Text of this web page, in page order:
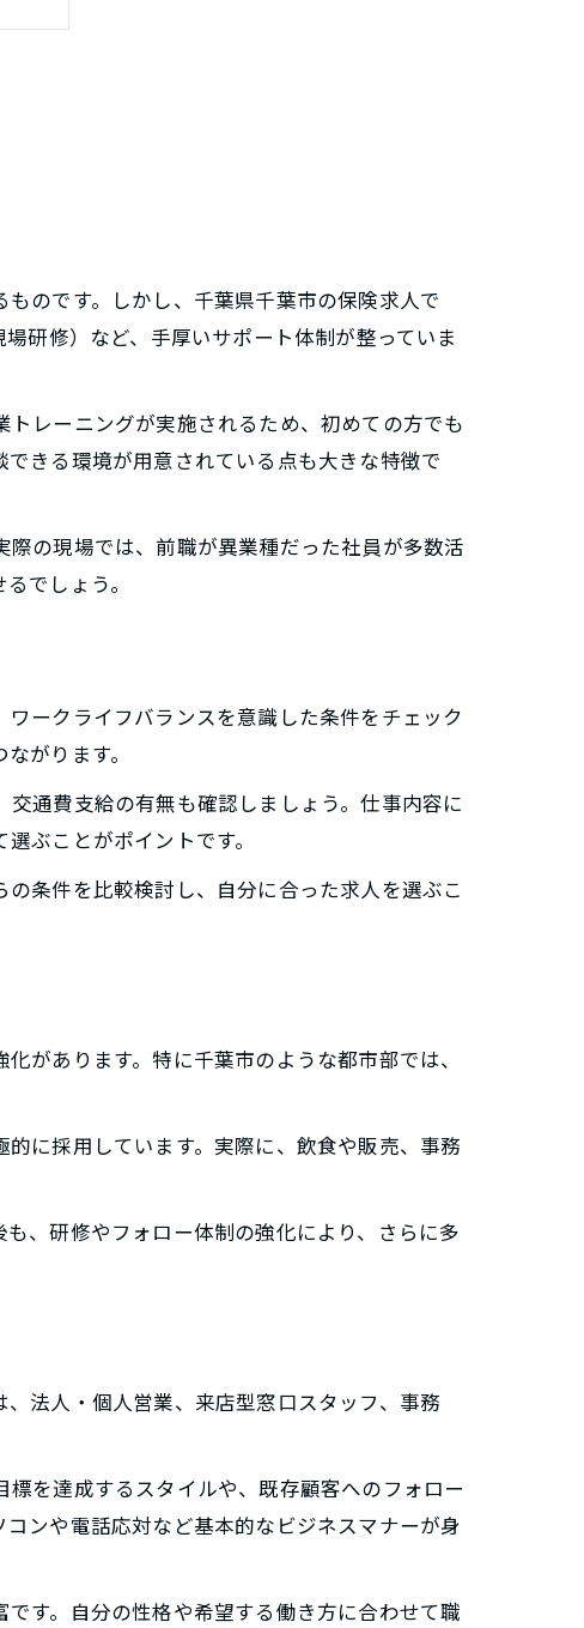
み
のです。しかし、千葉県千葉市の保険求人で
研修）など、手厚いサポート体制が整っていま
レーニングが実施されるため、初めての方でも
きる環境が用意されている点も大きな特徴で
の現場では、前職が異業種だった社員が多数活
でしょう。
ークライフバランスを意識した条件をチェック
がります。
通費支給の有無も確認しましょう。仕事内容に
ぶことがポイントです。
条件を比較検討し、自分に合った求人を選ぶこ
があります。特に千葉市のような都市部では、
に採用しています。実際に、飲食や販売、事務
、研修やフォロー体制の強化により、さらに多
法人・個人営業、来店型窓口スタッフ、事務
を達成するスタイルや、既存顧客へのフォロー
ンや電話応対など基本的なビジネスマナーが身
す。自分の性格や希望する働き方に合わせて職